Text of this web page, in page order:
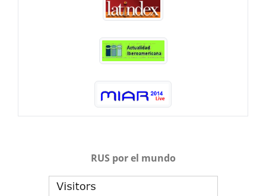
RUS por el mundo